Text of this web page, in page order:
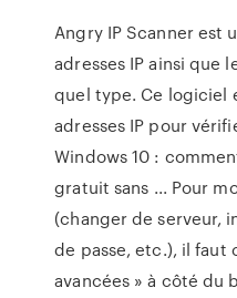
Angry IP Scanner est
adresses IP ainsi que
quel type. Ce logiciel
adresses IP pour
Windows 10 :
gratuit sans ... Pour
(changer de serveur,
de passe, etc.), il faut
avancées » à côté du